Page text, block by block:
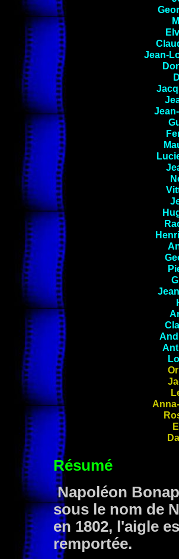
Jean-
Résumé
Napoléon
sous le nom de
en 1802, l'aigle
remportée.